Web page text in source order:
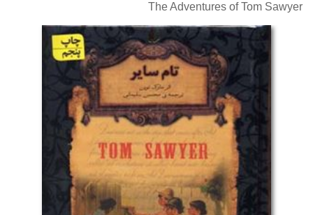
The Adventures of Tom Sawyer